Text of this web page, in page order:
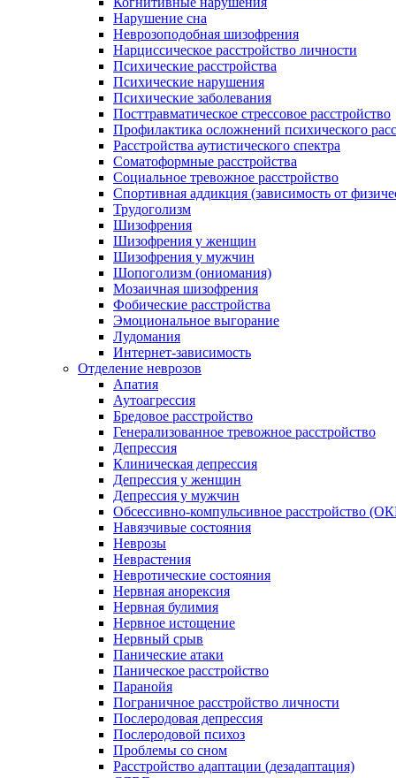
Нарушение сна
Неврозоподобная шизофрения
Нарциссическое расстройство личности
Психические расстройства
Психические нарушения
Психические заболевания
Посттравматическое стрессовое расстройство
Профилактика осложнений психического
Расстройства аутистического спектра
Соматоформные расстройства
Социальное тревожное расстройство
Спортивная аддикция (зависимость от
Трудоголизм
Шизофрения
Шизофрения у женщин
Шизофрения у мужчин
Шопоголизм (ониомания)
Мозаичная шизофрения
Фобические расстройства
Эмоциональное выгорание
Лудомания
Интернет-зависимость
Отделение неврозов
Апатия
Аутоагрессия
Бредовое расстройство
Генерализованное тревожное расстройство
Депрессия
Клиническая депрессия
Депрессия у женщин
Депрессия у мужчин
Обсессивно-компульсивное расстройство
Навязчивые состояния
Неврозы
Неврастения
Невротические состояния
Нервная анорексия
Нервная булимия
Нервное истощение
Нервный срыв
Панические атаки
Паническое расстройство
Паранойя
Пограничное расстройство личности
Послеродовая депрессия
Послеродовой психоз
Проблемы со сном
Расстройство адаптации (дезадаптация)